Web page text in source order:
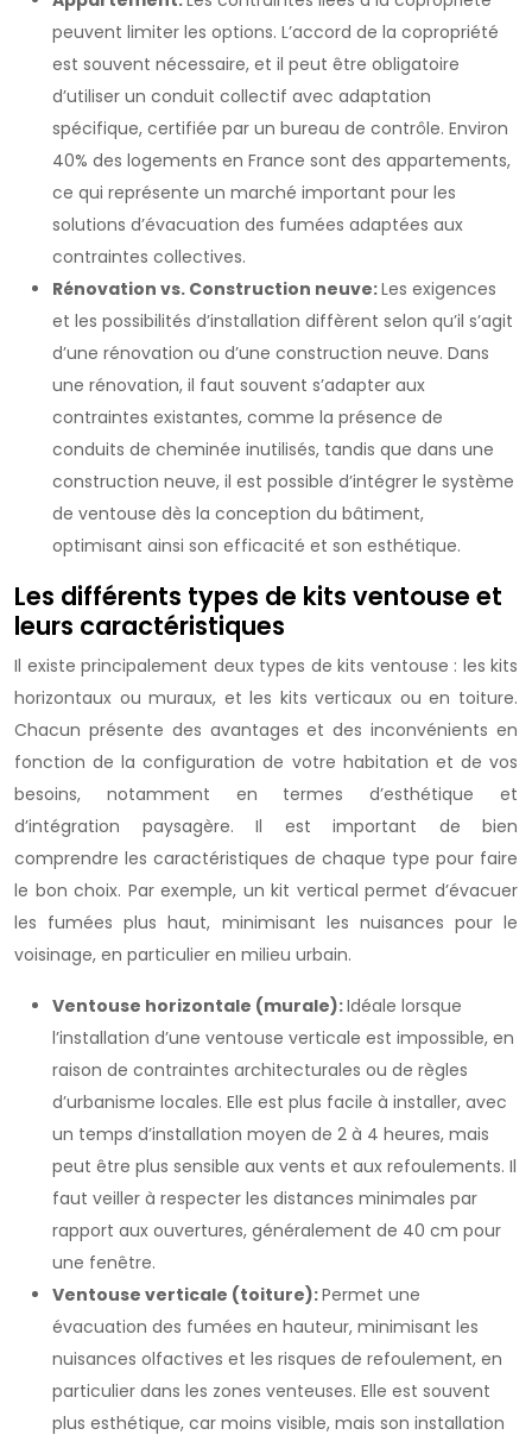
peuvent limiter les options. L’accord de la copropriété
est souvent nécessaire, et il peut être obligatoire
d’utiliser un conduit collectif avec adaptation
spécifique, certifiée par un bureau de contrôle. Environ
40% des logements en France sont des appartements,
ce qui représente un marché important pour les
solutions d’évacuation des fumées adaptées aux
contraintes collectives.
Rénovation vs. Construction neuve:Les exigences
et les possibilités d’installation diffèrent selon qu’il s’agit
d’une rénovation ou d’une construction neuve. Dans
une rénovation, il faut souvent s’adapter aux
contraintes existantes, comme la présence de
conduits de cheminée inutilisés, tandis que dans une
construction neuve, il est possible d’intégrer le système
de ventouse dès la conception du bâtiment,
optimisant ainsi son efficacité et son esthétique.
Les différents types de kits ventouse et
leurs caractéristiques
Il existe principalement deux types de kits ventouse : les kits
horizontaux ou muraux, et les kits verticaux ou en toiture.
Chacun présente des avantages et des inconvénients en
fonction de la configuration de votre habitation et de vos
besoins, notamment en termes d’esthétique et
d’intégration paysagère. Il est important de bien
comprendre les caractéristiques de chaque type pour faire
le bon choix. Par exemple, un kit vertical permet d’évacuer
les fumées plus haut, minimisant les nuisances pour le
voisinage, en particulier en milieu urbain.
Ventouse horizontale (murale):Idéale lorsque
l’installation d’une ventouse verticale est impossible, en
raison de contraintes architecturales ou de règles
d’urbanisme locales. Elle est plus facile à installer, avec
un temps d’installation moyen de 2 à 4 heures, mais
peut être plus sensible aux vents et aux refoulements. Il
faut veiller à respecter les distances minimales par
rapport aux ouvertures, généralement de 40 cm pour
une fenêtre.
Ventouse verticale (toiture):Permet une
évacuation des fumées en hauteur, minimisant les
nuisances olfactives et les risques de refoulement, en
particulier dans les zones venteuses. Elle est souvent
plus esthétique, car moins visible, mais son installation